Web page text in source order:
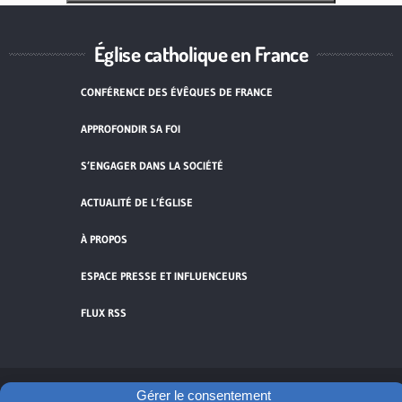
Gérer le consentement
Église catholique en France
CONFÉRENCE DES ÉVÊQUES DE FRANCE
APPROFONDIR SA FOI
S’ENGAGER DANS LA SOCIÉTÉ
ACTUALITÉ DE L’ÉGLISE
À PROPOS
ESPACE PRESSE ET INFLUENCEURS
FLUX RSS